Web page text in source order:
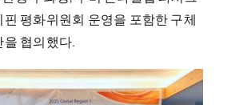
평화위원회 운영을 포함한 구체
을 협의했다.